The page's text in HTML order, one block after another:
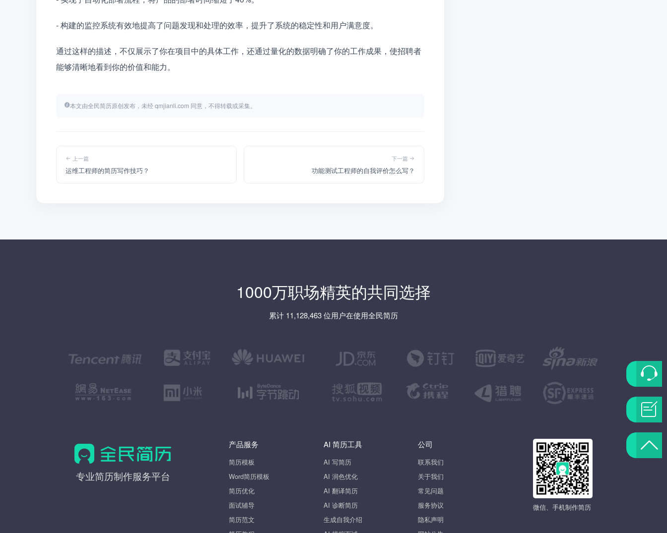
- 构建的监控系统有效地提高了问题发现和处理的效率，提升了系统的稳定性和用户满意度。
通过这样的描述，不仅展示了你在项目中的具体工作，还通过量化的数据明确了你的工作成果，使招聘者
能够清晰地看到你的价值和能力。
本文由全民简历原创发布，未经 qmjianli.com 同意，不得转载或采集。
上一篇
运维工程师的简历写作技巧？
下一篇
功能测试工程师的自我评价怎么写？
1000万职场精英的共同选择
累计 11,128,463 位用户在使用全民简历
全
专业简历制作服务平台
产品服务
简历模板
Word简历模板
简历优化
面试辅导
简历范文
AI 简历工具
AI 写简历
AI 润色优化
AI 翻译简历
AI 诊断简历
生成自我介绍
公司
联系我们
关于我们
常见问题
服务协议
隐私声明
微信、手机制作简历
联
系
客
服
题
反
返